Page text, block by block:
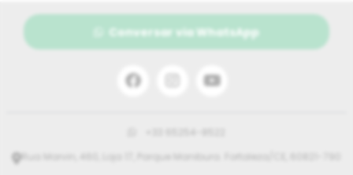
Conversar via WhatsApp
Rua Marvin, 460, Loja 17, Parque Manibura. Fortaleza/CE, 60821-790